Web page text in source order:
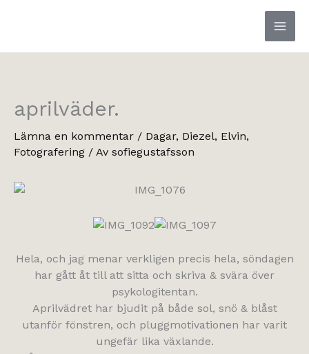
aprilväder.
Lämna en kommentar / Dagar, Diezel, Elvin,
Fotografering / Av sofiegustafsson
Hela, och jag menar verkligen precis hela, söndagen
har gått åt till att sitta och skriva & svära över
psykologitentan.
Aprilvädret har bjudit på både sol, snö & blåst
utanför fönstren, och pluggmotivationen har varit
ungefär lika växlande.